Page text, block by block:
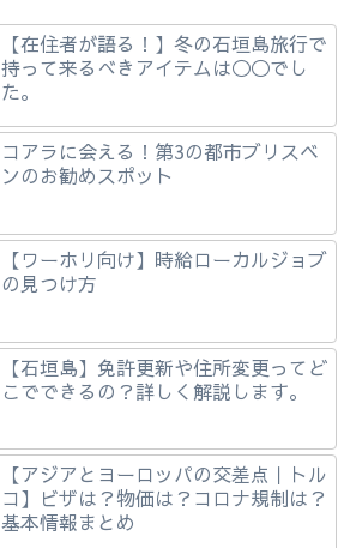
【在住者が語る！】冬の石垣島旅行で
持って来るべきアイテムは◯◯でし
た。
コアラに会える！第3の都市ブリスベ
ンのお勧めスポット
【ワーホリ向け】時給ローカルジョブ
の見つけ方
【石垣島】免許更新や住所変更ってど
こでできるの？詳しく解説します。
【アジアとヨーロッパの交差点｜トル
コ】ビザは？物価は？コロナ規制は？
基本情報まとめ